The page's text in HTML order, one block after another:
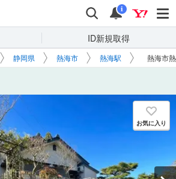
検索 通知
i
ID新規取得
静岡県 熱海市 熱海駅 熱海市
お気に入り